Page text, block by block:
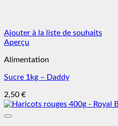
Ajouter à la liste de souhaits
Aperçu
Alimentation
Sucre 1kg – Daddy
2,50 €